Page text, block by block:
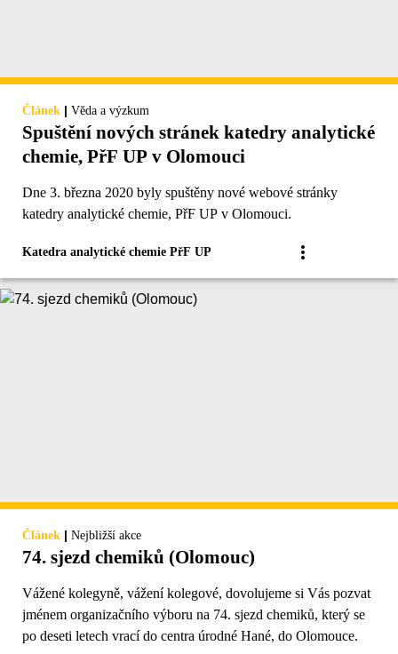
Článek | Věda a výzkum
Spuštění nových stránek katedry analytické
chemie, PřF UP v Olomouci
Dne 3. března 2020 byly spuštěny nové webové stránky
katedry analytické chemie, PřF UP v Olomouci.
Katedra analytické chemie PřF UP
Článek | Nejbližší akce
74. sjezd chemiků (Olomouc)
Vážené kolegyně, vážení kolegové, dovolujeme si Vás pozvat
jménem organizačního výboru na 74. sjezd chemiků, který se
po deseti letech vrací do centra úrodné Hané, do Olomouce.